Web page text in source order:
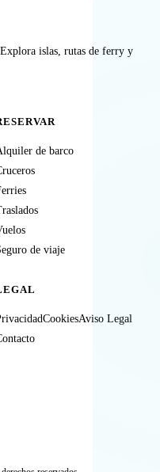
islas, rutas de ferry y
de barco
de viaje
CookiesAviso Legal